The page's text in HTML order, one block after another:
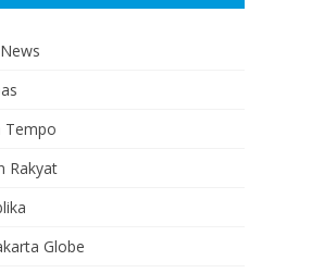
Tempo
Rakyat
Globe